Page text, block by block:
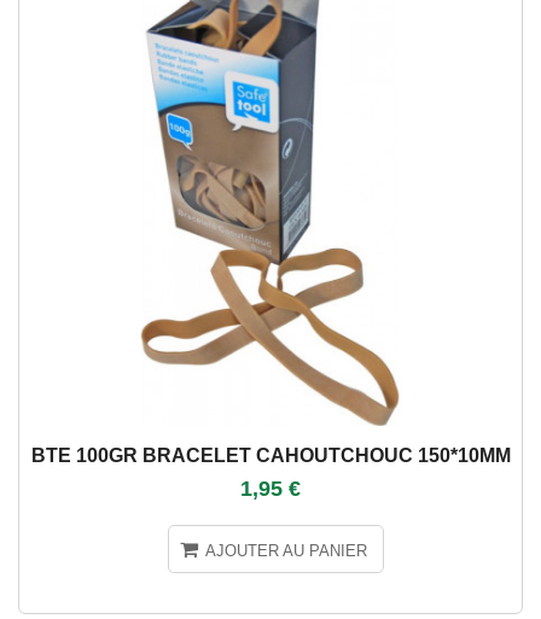
BTE 100GR BRACELET CAHOUTCHOUC 150*10MM
1,95 €
AJOUTER AU PANIER